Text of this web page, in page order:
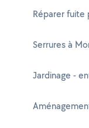
Réparer fuite
Serrures à
Jardinage -